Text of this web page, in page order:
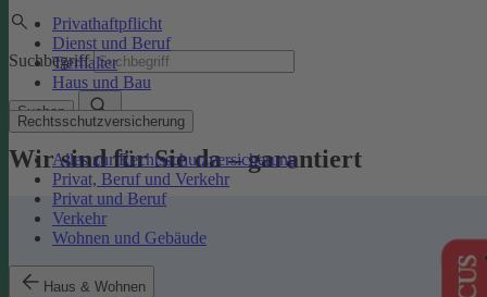
Privathaftpflicht
Dienst und Beruf
Tierhalter
Haus und Bau
Rechtsschutzversicherung
Alles zur Rechtsschutzversicherung
Privat, Beruf und Verkehr
Privat und Beruf
Verkehr
Wohnen und Gebäude
Haus & Wohnen
Suchbegriff
Suchen
Wir sind für Sie da – garantiert